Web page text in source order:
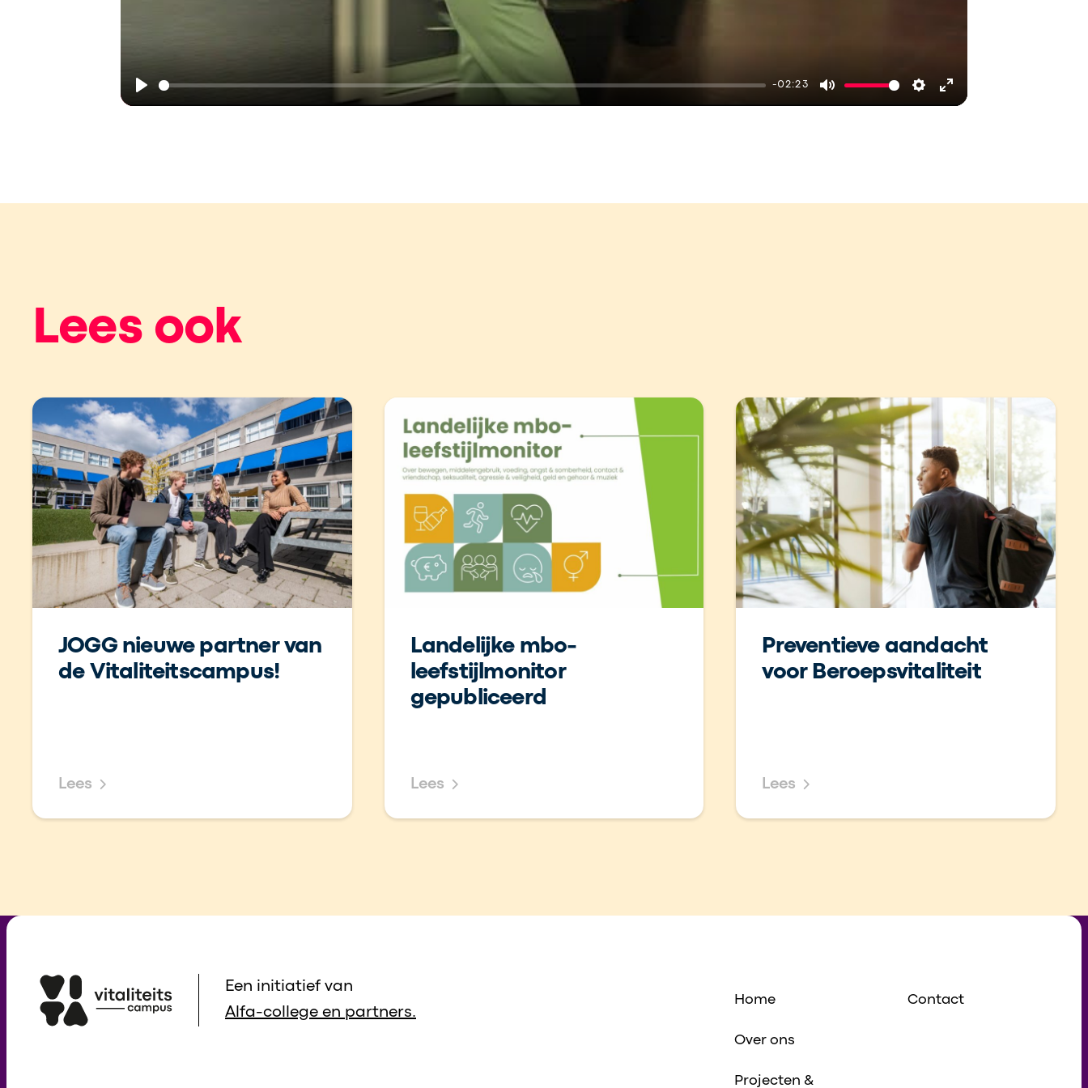
Play
-02:23
Mute Settings
Enter
Lees ook
JOGG nieuwe partner van
de Vitaliteitscampus!
Lees
Landelijke mbo-
leefstijlmonitor
gepubliceerd
Lees
Preventieve aandacht
voor Beroepsvitaliteit
Lees
Een initiatief van
Alfa-college en partners.
Home
Over ons
Projecten &
Contact